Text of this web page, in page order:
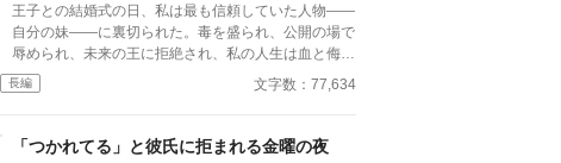
王子との結婚式の日、私は最も信頼していた人物――
自分の妹――に裏切られた。毒を盛られ、公開の場で
辱められ、未来の王に拒絶され、私の人生は血と侮辱
の中でそこで終わったかのように思えた。しかし、死
が私を迎えたとき、不可能なことが起きた――私は同
そして一撃の記憶をそのまま覚えていた。今、二度目
長編 文字数：77,634
「つかれてる」と彼氏に拒まれる金曜の夜